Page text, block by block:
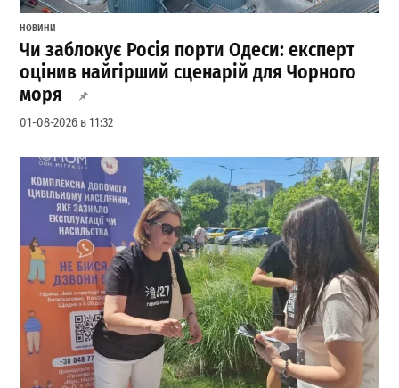
НОВИНИ
Чи заблокує Росія порти Одеси: експерт
оцінив найгірший сценарій для Чорного
моря
01-08-2026 в 11:32